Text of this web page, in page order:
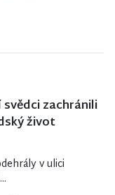
zachránili
život
v ulici